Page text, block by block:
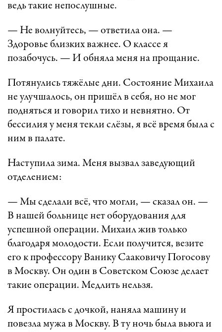
ведь такие непослушные.
— Не волнуйтесь, — ответила она. —
Здоровье близких важнее. О классе я
позабочусь. — И обняла меня на прощание.
Потянулись тяжёлые дни. Состояние Михаила
не улучшалось, он пришёл в себя, но не мог
подняться и говорил тихо и невнятно. От
бессилия у меня текли слёзы, я всё время была с
ним в палате.
Наступила зима. Меня вызвал заведующий
отделением:
— Мы сделали всё, что могли, — сказал он. —
В нашей больнице нет оборудования для
успешной операции. Михаил жив только
благодаря молодости. Если получится, везите
его к профессору Ванику Сааковичу Погосову
в Москву. Он один в Советском Союзе делает
такие операции. Медлить нельзя.
Я простилась с дочкой, наняла машину и
повезла мужа в Москву. В ту ночь была вьюга и